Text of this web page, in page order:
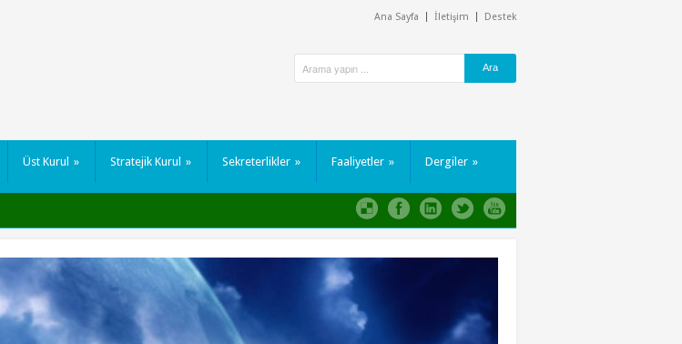
Ana Sayfa İletişim Destek
Üst Kurul » Stratejik Kurul » Sekreterlikler » Faaliyetler » Dergiler »